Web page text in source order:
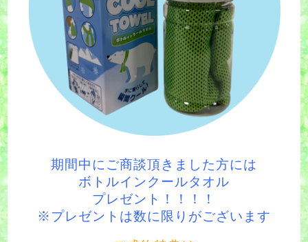
期間中にご商談頂きました方には
ボトルインクールタオル
プレゼント！！！！
※プレゼントは数に限りがございます